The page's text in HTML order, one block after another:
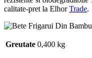
calitate-pret la ElhorTrade.
Greutate 0,400 kg